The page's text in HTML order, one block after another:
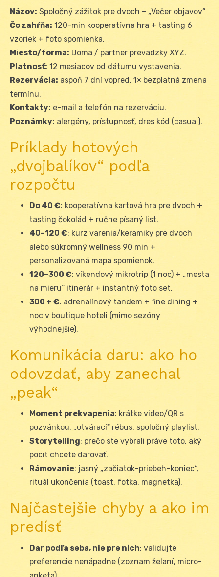
Názov: Spoločný zážitok pre dvoch – „Večer objavov“
Čo zahŕňa: 120-min kooperatívna hra + tasting 6
vzoriek + foto spomienka.
Miesto/forma: Doma / partner prevádzky XYZ.
Platnosť: 12 mesiacov od dátumu vystavenia.
Rezervácia: aspoň 7 dní vopred, 1× bezplatná zmena
termínu.
Kontakty: e-mail a telefón na rezerváciu.
Poznámky: alergény, prístupnosť, dres kód (casual).
Príklady hotových
„dvojbalíkov“ podľa
rozpočtu
Do 40 €: kooperatívna kartová hra pre dvoch +
tasting čokolád + ručne písaný list.
40–120 €: kurz varenia/keramiky pre dvoch
alebo súkromný wellness 90 min +
personalizovaná mapa spomienok.
120–300 €: víkendový mikrotrip (1 noc) + „mesta
na mieru“ itinerár + instantný foto set.
300 + €: adrenalínový tandem + fine dining +
noc v boutique hoteli (mimo sezóny
výhodnejšie).
Komunikácia daru: ako ho
odovzdať, aby zanechal
„peak“
Moment prekvapenia: krátke video/QR s
pozvánkou, „otvárací“ rébus, spoločný playlist.
Storytelling: prečo ste vybrali práve toto, aký
pocit chcete darovať.
Rámovanie: jasný „začiatok–priebeh–koniec“,
rituál ukončenia (toast, fotka, magnetka).
Najčastejšie chyby a ako im
predísť
Dar podľa seba, nie pre nich: validujte
preferencie nenápadne (zoznam želaní, micro-